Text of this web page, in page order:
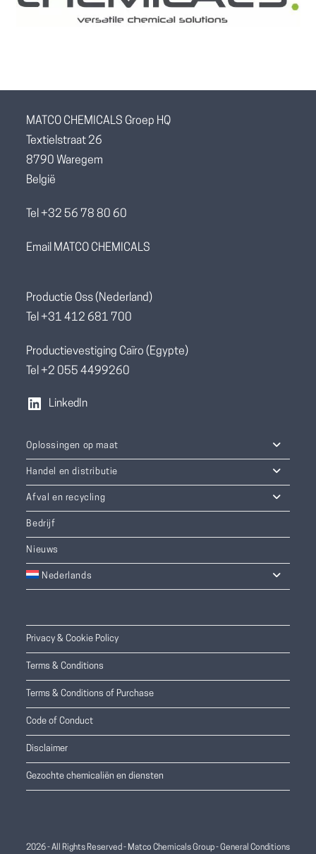
MATCO CHEMICALS Groep HQ
Textielstraat 26
8790 Waregem
België
Tel +32 56 78 80 60
Email MATCO CHEMICALS
Productie Oss (Nederland)
Tel +31 412 681 700
Productievestiging Caïro (Egypte)
Tel +2 055 4499260
LinkedIn
Oplossingen op maat
Handel en distributie
Afval en recycling
Bedrijf
Nieuws
Nederlands
Privacy & Cookie Policy
Terms & Conditions
Terms & Conditions of Purchase
Code of Conduct
Disclaimer
Gezochte chemicaliën en diensten
2026 - All Rights Reserved - Matco Chemicals Group -General Conditions